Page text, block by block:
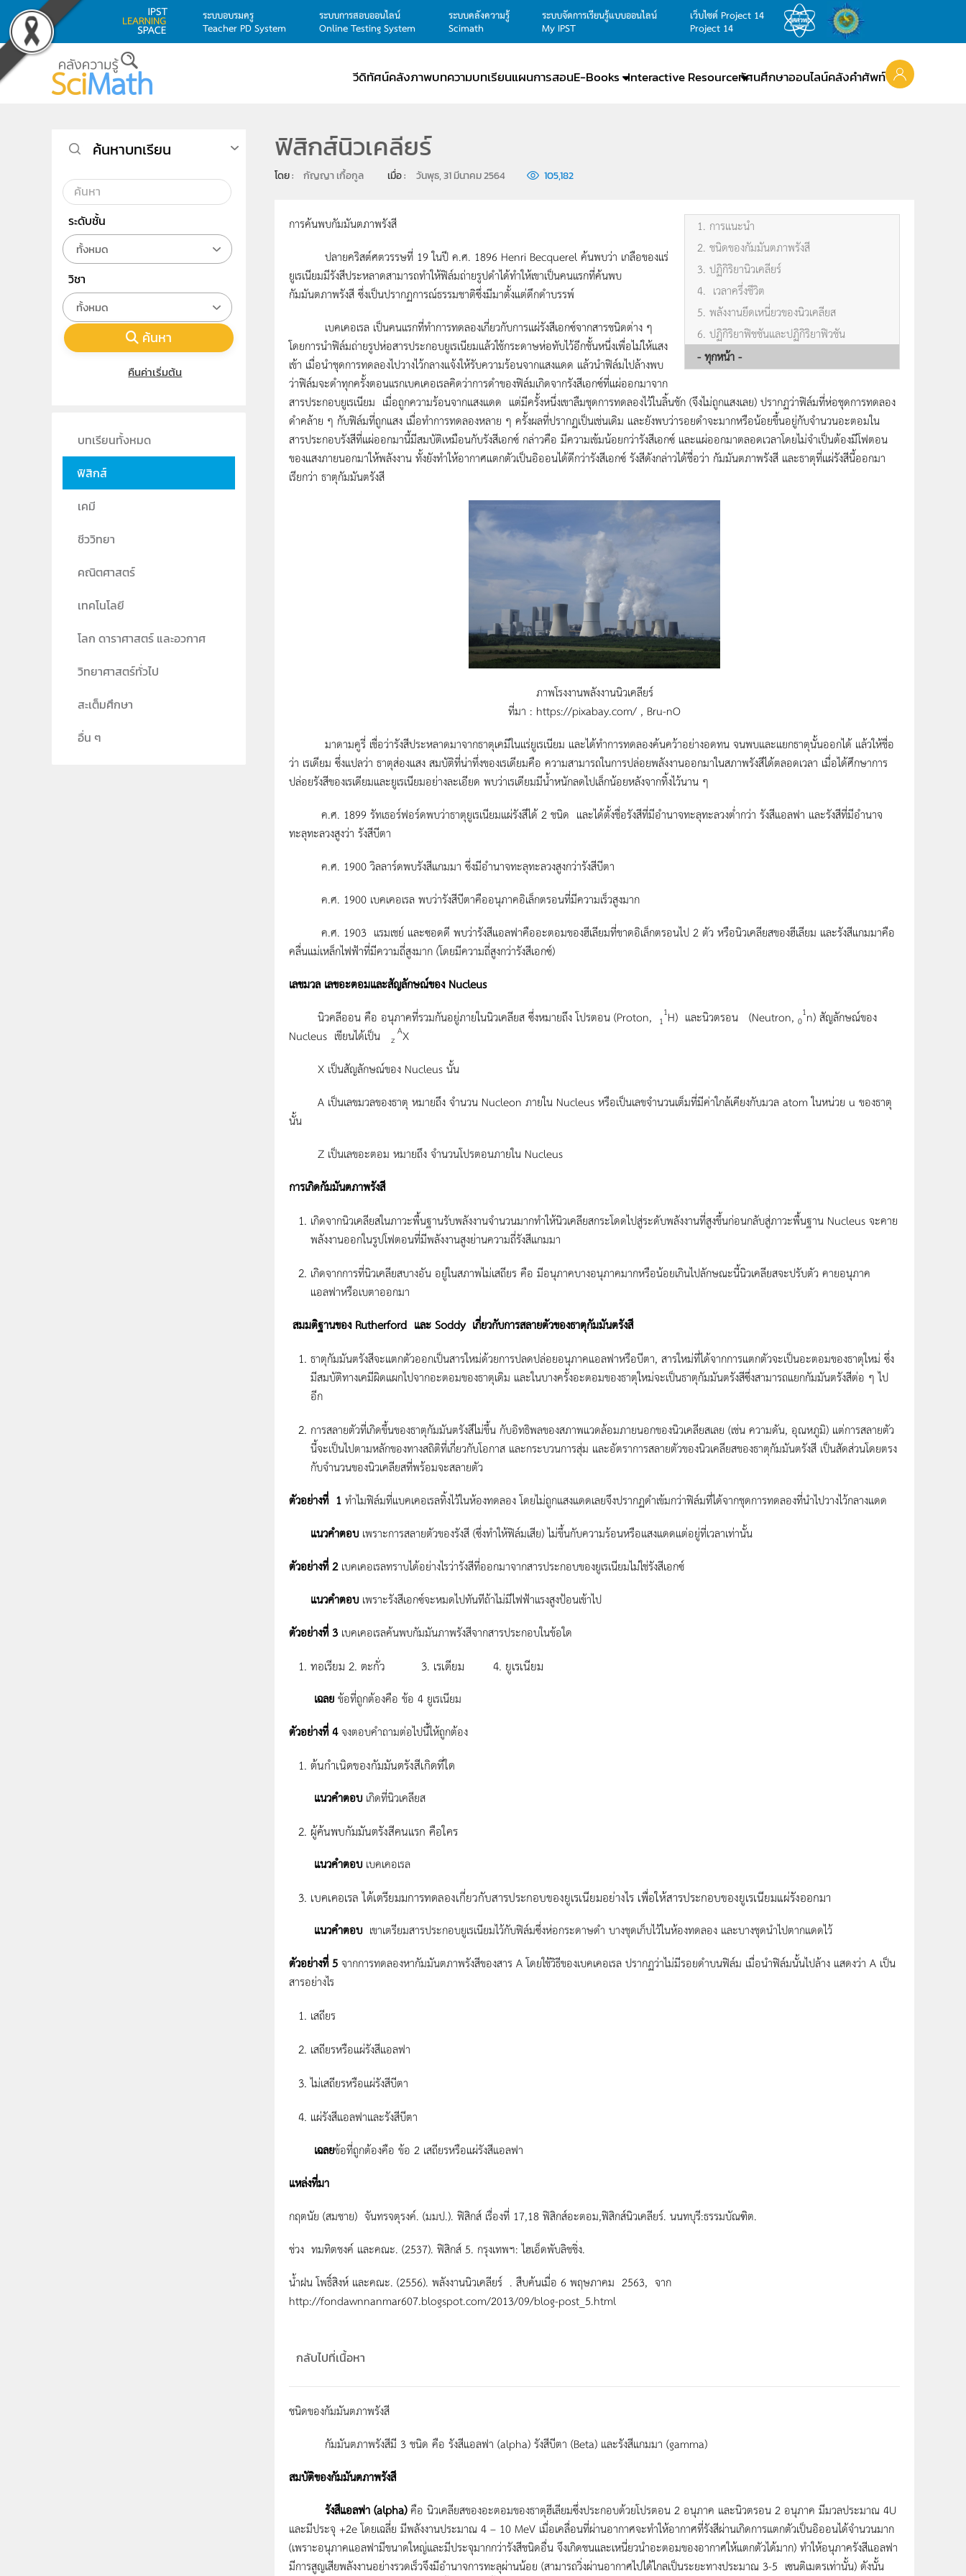
Skip to main content
ระบบอบรมครู
Teacher PD System
ระบบการสอบออนไลน์
Online Testing System
ระบบคลังความรู้
Scimath
ระบบจัดการเรียนรู้แบบออนไลน์
My IPST
เว็บไซต์ Project 14
Project 14
วีดิทัศน์คลังภาพบทความบทเรียนแผนการสอนE-Books Interactive Resourceทัศนศึกษาออนไลน์คลังคำศัพท์
ฟิสิกส์นิวเคลียร์
โดย : กัญญา เกื้อกูล เมื่อ : วันพุธ, 31 มีนาคม 2564 105,182
1. การแนะนำ
2. ชนิดของกัมมันตภาพรังสี
3. ปฏิกิริยานิวเคลียร์
4. เวลาครึ่งชีวิต
5. พลังงานยึดเหนี่ยวของนิวเคลียส
6. ปฏิกิริยาฟิชชันและปฏิกิริยาฟิวชัน
- ทุกหน้า -
การค้นพบกัมมันตภาพรังสี
ปลายคริสต์ศตวรรษที่ 19 ในปี ค.ศ. 1896 Henri Becquerel ค้นพบว่า เกลือของแร่
ยูเรเนียมมีรังสีประหลาดสามารถทำให้ฟิล์มถ่ายรูปดำได้ทำให้เขาเป็นคนแรกที่ค้นพบ
กัมมันตภาพรังสี ซึ่งเป็นปรากฏการณ์ธรรมชาติซึ่งมีมาตั้งแต่ดึกดำบรรพ์
เบคเคอเรล เป็นคนแรกที่ทำการทดลองเกี่ยวกับการแผ่รังสีเอกซ์จากสารชนิดต่าง ๆ
โดยการนำฟิล์มถ่ายรูปห่อสารประกอบยูเรเนียมแล้วใช้กระดาษห่อทับไว้อีกชั้นหนึ่งเพื่อไม่ให้แสง
เข้า เมื่อนำชุดการทดลองไปวางไว้กลางแจ้งให้รับความร้อนจากแสงแดด แล้วนำฟิล์มไปล้างพบ
ว่าฟิล์มจะดำทุกครั้งตอนแรกเบคเคอเรลคิดว่าการดำของฟิล์มเกิดจากรังสีเอกซ์ที่แผ่ออกมาจาก
สารประกอบยูเรเนียม เมื่อถูกความร้อนจากแสงแดด แต่มีครั้งหนึ่งเขาลืมชุดการทดลองไว้ในลิ้นชัก (จึงไม่ถูกแสงเลย) ปรากฏว่าฟิล์มที่ห่อชุดการทดลอง
ดำคล้าย ๆ กับฟิล์มที่ถูกแสง เมื่อทำการทดลองหลาย ๆ ครั้งผลที่ปรากฏเป็นเช่นเดิม และยังพบว่ารอยดำจะมากหรือน้อยขึ้นอยู่กับจำนวนอะตอมใน
สารประกอบรังสีที่แผ่ออกมานี้มีสมบัติเหมือนกับรังสีเอกซ์ กล่าวคือ มีความเข้มน้อยกว่ารังสีเอกซ์ และแผ่ออกมาตลอดเวลาโดยไม่จำเป็นต้องมีโฟตอน
ของแสงภายนอกมาให้พลังงาน ทั้งยังทำให้อากาศแตกตัวเป็นอิออนได้ดีกว่ารังสีเอกซ์ รังสีดังกล่าวได้ชื่อว่า กัมมันตภาพรังสี และธาตุที่แผ่รังสีนี้ออกมา
เรียกว่า ธาตุกัมมันตรังสี
ภาพโรงงานพลังงานนิวเคลียร์
ที่มา : https://pixabay.com/ , Bru-nO
มาดามคูรี่ เชื่อว่ารังสีประหลาดมาจากธาตุเคมีในแร่ยูเรเนียม และได้ทำการทดลองค้นคว้าอย่างอดทน จนพบและแยกธาตุนั้นออกได้ แล้วให้ชื่อ
ว่า เรเดียม ซึ่งแปลว่า ธาตุส่องแสง สมบัติที่น่าทึ่งของเรเดียมคือ ความสามารถในการปล่อยพลังงานออกมาในสภาพรังสีได้ตลอดเวลา เมื่อได้ศึกษาการ
ปล่อยรังสีของเรเดียมและยูเรเนียมอย่างละเอียด พบว่าเรเดียมมีน้ำหนักลดไปเล็กน้อยหลังจากทิ้งไว้นาน ๆ
ค.ศ. 1899 รัทเธอร์ฟอร์ดพบว่าธาตุยูเรเนียมแผ่รังสีได้ 2 ชนิด และได้ตั้งชื่อรังสีที่มีอำนาจทะลุทะลวงต่ำกว่า รังสีแอลฟา และรังสีที่มีอำนาจ
ทะลุทะลวงสูงว่า รังสีบีตา
ค.ศ. 1900 วิลลาร์ดพบรังสีแกมมา ซึ่งมีอำนาจทะลุทะลวงสูงกว่ารังสีบีตา
ค.ศ. 1900 เบคเคอเรล พบว่ารังสีบีตาคืออนุภาคอิเล็กตรอนที่มีความเร็วสูงมาก
ค.ศ. 1903 แรมเชย์ และซอดดี พบว่ารังสีแอลฟาคืออะตอมของฮีเลียมที่ขาดอิเล็กตรอนไป 2 ตัว หรือนิวเคลียสของฮีเลียม และรังสีแกมมาคือ
คลื่นแม่เหล็กไฟฟ้าที่มีความถี่สูงมาก (โดยมีความถี่สูงกว่ารังสีเอกซ์)
เลขมวล เลขอะตอมและสัญลักษณ์ของ Nucleus
นิวคลีออน คือ อนุภาคที่รวมกันอยู่ภายในนิวเคลียส ซึ่งหมายถึง โปรตอน (Proton,
1
1H) และนิวตรอน (Neutron, 0
1n) สัญลักษณ์ของ
Nucleus เขียนได้เป็น
z
AX
X เป็นสัญลักษณ์ของ Nucleus นั้น
A เป็นเลขมวลของธาตุ หมายถึง จำนวน Nucleon ภายใน Nucleus หรือเป็นเลขจำนวนเต็มที่มีค่าใกล้เคียงกับมวล atom ในหน่วย u ของธาตุ
นั้น
Z เป็นเลขอะตอม หมายถึง จำนวนโปรตอนภายใน Nucleus
การเกิดกัมมันตภาพรังสี
เกิดจากนิวเคลียสในภาวะพื้นฐานรับพลังงานจำนวนมากทำให้นิวเคลียสกระโดดไปสู่ระดับพลังงานที่สูงขึ้นก่อนกลับสู่ภาวะพื้นฐาน Nucleus จะคาย
พลังงานออกในรูปโฟตอนที่มีพลังงานสูงย่านความถี่รังสีแกมมา
เกิดจากการที่นิวเคลียสบางอัน อยู่ในสภาพไม่เสถียร คือ มีอนุภาคบางอนุภาคมากหรือน้อยเกินไปลักษณะนี้นิวเคลียสจะปรับตัว คายอนุภาค
แอลฟาหรือเบตาออกมา
สมมติฐานของ Rutherford และ Soddy เกี่ยวกับการสลายตัวของธาตุกัมมันตรังสี
ธาตุกัมมันตรังสีจะแตกตัวออกเป็นสารใหม่ด้วยการปลดปล่อยอนุภาคแอลฟาหรือบีตา, สารใหม่ที่ได้จากการแตกตัวจะเป็นอะตอมของธาตุใหม่ ซึ่ง
มีสมบัติทางเคมีผิดแผกไปจากอะตอมของธาตุเดิม และในบางครั้งอะตอมของธาตุใหม่จะเป็นธาตุกัมมันตรังสีซึ่งสามารถแยกกัมมันตรังสีต่อ ๆ ไป
อีก
การสลายตัวที่เกิดขึ้นของธาตุกัมมันตรังสีไม่ขึ้น กับอิทธิพลของสภาพแวดล้อมภายนอกของนิวเคลียสเลย (เช่น ความดัน, อุณหภูมิ) แต่การสลายตัว
นี้จะเป็นไปตามหลักของทางสถิติที่เกี่ยวกับโอกาส และกระบวนการสุ่ม และอัตราการสลายตัวของนิวเคลียสของธาตุกัมมันตรังสี เป็นสัดส่วนโดยตรง
กับจำนวนของนิวเคลียสที่พร้อมจะสลายตัว
ตัวอย่างที่ 1 ทำไมฟิล์มที่แบคเคอเรลทิ้งไว้ในห้องทดลอง โดยไม่ถูกแสงแดดเลยจึงปรากฏดำเข้มกว่าฟิล์มที่ได้จากชุดการทดลองที่นำไปวางไว้กลางแดด
แนวคำตอบ เพราะการสลายตัวของรังสี (ซึ่งทำให้ฟิล์มเสีย) ไม่ขึ้นกับความร้อนหรือแสงแดดแต่อยู่ที่เวลาเท่านั้น
ตัวอย่างที่2เบคเคอเรลทราบได้อย่างไรว่ารังสีที่ออกมาจากสารประกอบของยูเรเนียมไม่ใช่รังสีเอกซ์
แนวคำตอบ เพราะรังสีเอกซ์จะหมดไปทันทีถ้าไม่มีไฟฟ้าแรงสูงป้อนเข้าไป
ตัวอย่างที่3 เบคเคอเรลค้นพบกัมมันภาพรังสีจากสารประกอบในข้อใด
ทอเรียม 2. ตะกั่ว 3. เรเดียม 4. ยูเรเนียม
เฉลย ข้อที่ถูกต้องคือ ข้อ 4 ยูเรเนียม
ตัวอย่างที่4จงตอบคำถามต่อไปนี้ให้ถูกต้อง
ต้นกำเนิดของกัมมันตรังสีเกิดที่ใด
แนวคำตอบ เกิดที่นิวเคลียส
ผู้ค้นพบกัมมันตรังสีคนแรก คือใคร
แนวคำตอบ เบคเคอเรล
เบคเคอเรล ได้เตรียมมการทดลองเกี่ยวกับสารประกอบของยูเรเนียมอย่างไร เพื่อให้สารประกอบของยูเรเนียมแผ่รังออกมา
แนวคำตอบ เขาเตรียมสารประกอบยูเรเนียมไว้กับฟิล์มซึ่งห่อกระดาษดำ บางชุดเก็บไว้ในห้องทดลอง และบางชุดนำไปตากแดดไว้
ตัวอย่างที่5 จากการทดลองหากัมมันตภาพรังสีของสาร A โดยใช้วิธีของเบคเคอเรล ปรากฏว่าไม่มีรอยดำบนฟิล์ม เมื่อนำฟิล์มนั้นไปล้าง แสดงว่า A เป็น
สารอย่างไร
เสถียร
เสถียรหรือแผ่รังสีแอลฟา
ไม่เสถียรหรือแผ่รังสีบีตา
แผ่รังสีแอลฟาและรังสีบีตา
เฉลยข้อที่ถูกต้องคือ ข้อ 2 เสถียรหรือแผ่รังสีแอลฟา
แหล่งที่มา
กฤตนัย (สมชาย) จันทรจตุรงค์. (มมป.). ฟิสิกส์ เรื่องที่ 17,18 ฟิสิกส์อะตอม,ฟิสิกส์นิวเคลียร์. นนทบุรี:ธรรมบัณฑิต.
ช่วง ทมทิตชงค์ และคณะ. (2537). ฟิสิกส์ 5. กรุงเทพฯ: ไฮเอ็ดพับลิชชิ่ง.
น้ำฝน โพธิ์สิงห์ และคณะ. (2556). พลังงานนิวเคลียร์ . สืบค้นเมื่อ 6 พฤษภาคม 2563, จาก
http://fondawnnanmar607.blogspot.com/2013/09/blog-post_5.html
กลับไปที่เนื้อหา
ชนิดของกัมมันตภาพรังสี
กัมมันตภาพรังสีมี 3 ชนิด คือ รังสีแอลฟา (alpha) รังสีบีตา (Beta) และรังสีแกมมา (gamma)
สมบัติของกัมมันตภาพรังสี
รังสีแอลฟา (alpha)คือ นิวเคลียสของอะตอมของธาตุฮีเลียมซึ่งประกอบด้วยโปรตอน 2 อนุภาค และนิวตรอน 2 อนุภาค มีมวลประมาณ 4U
และมีประจุ +2e โดยเฉลี่ย มีพลังงานประมาณ 4 – 10 MeV เมื่อเคลื่อนที่ผ่านอากาศจะทำให้อากาศที่รังสีผ่านเกิดการแตกตัวเป็นอิออนได้จำนวนมาก
(เพราะอนุภาคแอลฟามีขนาดใหญ่และมีประจุมากกว่ารังสีชนิดอื่น จึงเกิดชนและเหนี่ยวนำอะตอมของอากาศให้แตกตัวได้มาก) ทำให้อนุภาครังสีแอลฟา
มีการสูญเสียพลังงานอย่างรวดเร็วจึงมีอำนาจการทะลุผ่านน้อย (สามารถวิ่งผ่านอากาศไปได้ไกลเป็นระยะทางประมาณ 3-5 เซนติเมตรเท่านั้น) ดังนั้น
ค้นหาบทเรียน
ระดับชั้น
ทั้งหมด
วิชา
ทั้งหมด
ค้นหา
คืนค่าเริ่มต้น
บทเรียนทั้งหมด
ฟิสิกส์
เคมี
ชีววิทยา
คณิตศาสตร์
เทคโนโลยี
โลก ดาราศาสตร์ และอวกาศ
วิทยาศาสตร์ทั่วไป
สะเต็มศึกษา
อื่น ๆ